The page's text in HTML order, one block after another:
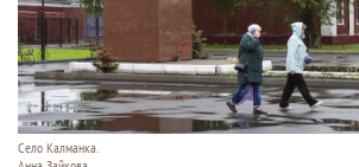
Село Калманка.